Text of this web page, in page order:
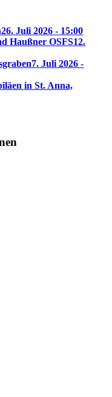
26. Juli 2026 - 15:00
Haußner OSFS12.
7. Juli 2026 -
in St. Anna,